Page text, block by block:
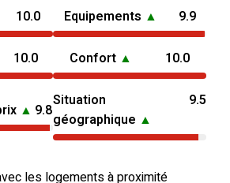
10.0 Equipements ▲ 9.9
10.0 Confort ▲ 10.0
▲ 9.8
Situation
géographique ▲
9.5
les logements à proximité